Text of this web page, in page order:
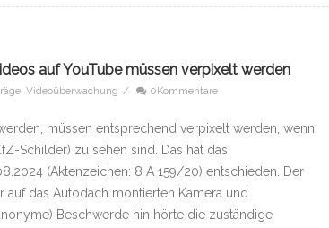
auf YouTube müssen verpixelt werden
, Videoüberwachung / 0Kommentare
müssen entsprechend verpixelt werden, wenn
Schilder) zu sehen sind. Das hat das
(Aktenzeichen: 8 A 159/20) entschieden. Der
das Autodach montierten Kamera und
Beschwerde hin hörte die zuständige